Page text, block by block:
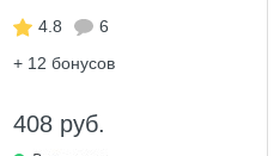
4.8
6
+ 12 бонусов
408 руб.